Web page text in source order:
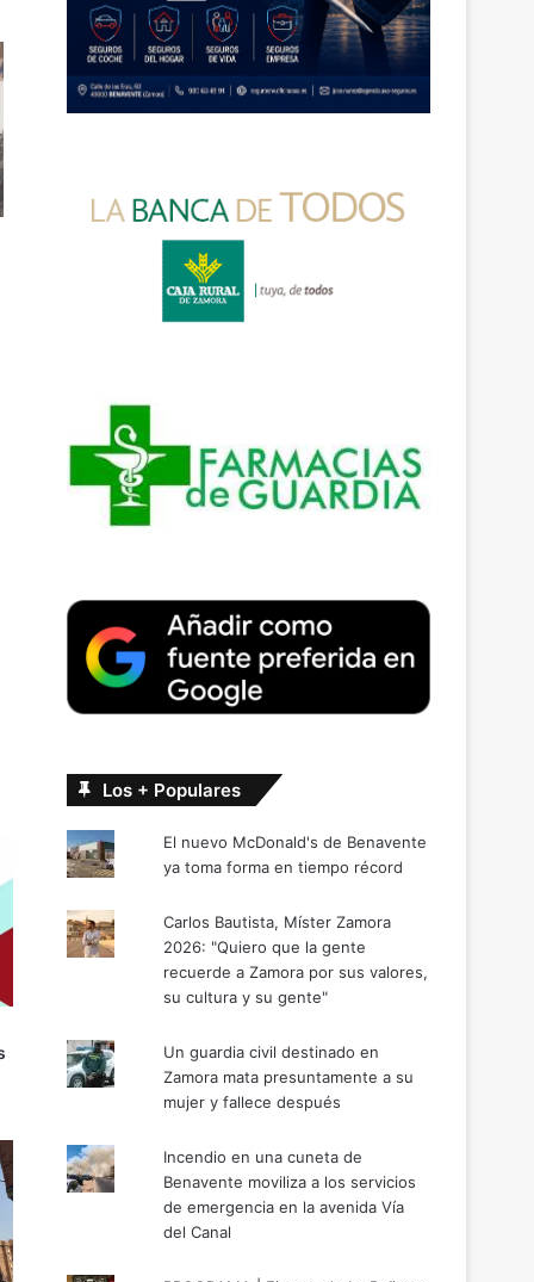
Los + Populares
El nuevo McDonald's de Benavente
ya toma forma en tiempo récord
Carlos Bautista, Míster Zamora
2026: "Quiero que la gente
recuerde a Zamora por sus valores,
su cultura y su gente"
Un guardia civil destinado en
Zamora mata presuntamente a su
mujer y fallece después
Incendio en una cuneta de
Benavente moviliza a los servicios
de emergencia en la avenida Vía
del Canal